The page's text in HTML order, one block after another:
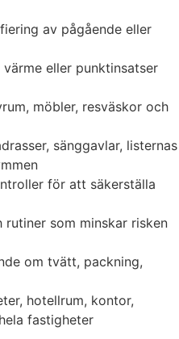
av pågående eller
eller punktinsatser
möbler, resväskor och
sänggavlar, listernas
för att säkerställa
rutiner som minskar risken
om tvätt, packning,
hotellrum, kontor,
fastigheter